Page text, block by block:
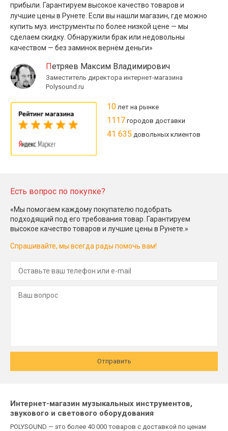
прибыли. Гарантируем высокое качество товаров и
лучшие цены в Рунете. Если вы нашли магазин, где можно
купить муз. инструменты по более низкой цене — мы
сделаем скидку. Обнаружили брак или недовольны
качеством — без заминок вернём деньги»
Петряев Максим Владимирович
Заместитель директора интернет-магазина
Polysound.ru
10 лет на рынке
1117 городов доставки
41 635 довольных клиентов
Есть вопрос по покупке?
«Мы помогаем каждому покупателю подобрать
подходящий под его требования товар. Гарантируем
высокое качество товаров и лучшие цены в Рунете.»
Спрашивайте, мы всегда рады помочь вам!
Отправить
Интернет-магазин музыкальных инструментов,
звукового и светового оборудования
POLYSOUND — это более 40 000 товаров с доставкой по ценам